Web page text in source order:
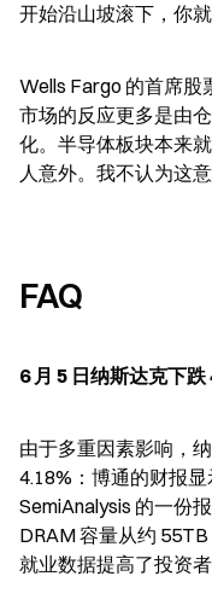
开始沿山坡滚下，你
Wells Fargo 的首席股
市场的反应更多是由
化。半导体板块本来
人意外。我不认为这
FAQ
6 月 5 日纳斯达克下
由于多重因素影响，
4.18%：博通的财报显
SemiAnalysis 的一份
DRAM 容量从约
就业数据提高了投资者